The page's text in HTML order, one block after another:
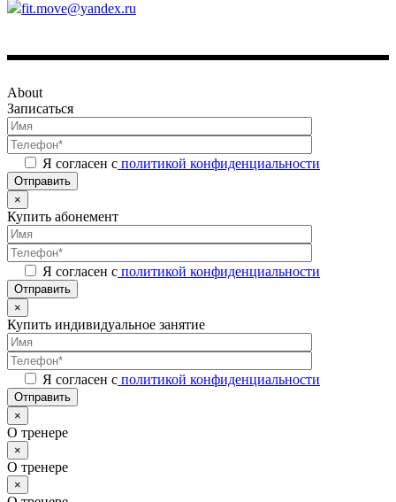
fit.move@yandex.ru
About
Записаться
Я согласен с политикой конфиденциальности
Отправить
×
Купить абонемент
Я согласен с политикой конфиденциальности
Отправить
×
Купить индивидуальное занятие
Я согласен с политикой конфиденциальности
Отправить
×
О тренере
×
О тренере
×